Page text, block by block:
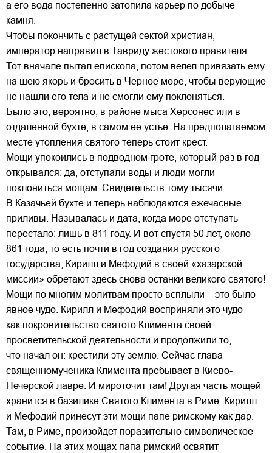
а его вода постепенно затопила карьер по добыче
камня.
Чтобы покончить с растущей сектой христиан,
император направил в Тавриду жестокого правителя.
Тот вначале пытал епископа, потом велел привязать ему
на шею якорь и бросить в Черное море, чтобы верующие
не нашли его тела и не смогли ему поклоняться.
Было это, вероятно, в районе мыса Херсонес или в
отдаленной бухте, в самом ее устье. На предполагаемом
месте утопления святого теперь стоит крест.
Мощи упокоились в подводном гроте, который раз в год
открывался: да, отступали воды и люди могли
поклониться мощам. Свидетельств тому тысячи.
В Казачьей бухте и теперь наблюдаются ежечасные
приливы. Называлась и дата, когда море отступать
перестало: лишь в 811 году. И вот спустя 50 лет, около
861 года, то есть почти в год создания русского
государства, Кирилл и Мефодий в своей «хазарской
миссии» обретают здесь снова останки великого святого!
Мощи по многим молитвам просто всплыли – это было
явное чудо. Кирилл и Мефодий восприняли это чудо
как покровительство святого Климента своей
просветительской деятельности и продолжили то,
что начал он: крестили эту землю. Сейчас глава
священномученика Климента пребывает в Киево-
Печерской лавре. И мироточит там! Другая часть мощей
хранится в базилике Святого Климента в Риме. Кирилл
и Мефодий принесут эти мощи папе римскому как дар.
Там, в Риме, произойдет поразительно символическое
событие. На этих мощах папа римский освятит